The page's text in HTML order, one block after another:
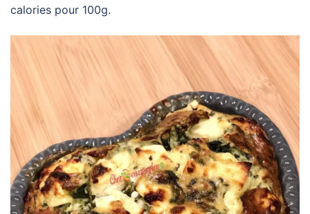
calories pour 100g.